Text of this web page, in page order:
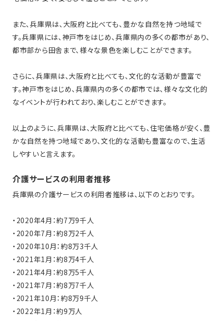
また、兵庫県は、大阪府と比べても、豊かな自然を持つ地域で
す。兵庫県には、神戸市をはじめ、兵庫県内の多くの都市があり、
都市部から田舎まで、様々な景色を楽しむことができます。
さらに、兵庫県は、大阪府と比べても、文化的な活動が豊富で
す。神戸市をはじめ、兵庫県内の多くの都市では、様々な文化的
なイベントが行われており、楽しむことができます。
以上のように、兵庫県は、大阪府と比べても、住宅価格が安く、豊
かな自然を持つ地域であり、文化的な活動も豊富なので、生活
しやすいと言えます。
介護サービスの利用者推移
兵庫県の介護サービスの利用者推移は、以下のとおりです。
・2020年4月：約7万9千人
・2020年7月：約8万2千人
・2020年10月：約8万3千人
・2021年1月：約8万4千人
・2021年4月：約8万5千人
・2021年7月：約8万7千人
・2021年10月：約8万9千人
・2022年1月：約9万人